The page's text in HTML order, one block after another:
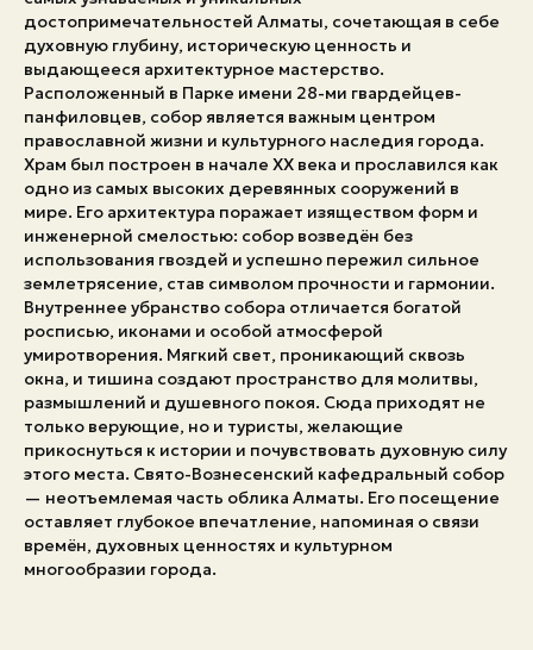
достопримечательностей Алматы, сочетающая в себе
духовную глубину, историческую ценность и
выдающееся архитектурное мастерство.
Расположенный в Парке имени 28-ми гвардейцев-
панфиловцев, собор является важным центром
православной жизни и культурного наследия города.
Храм был построен в начале XX века и прославился как
одно из самых высоких деревянных сооружений в
мире. Его архитектура поражает изяществом форм и
инженерной смелостью: собор возведён без
использования гвоздей и успешно пережил сильное
землетрясение, став символом прочности и гармонии.
Внутреннее убранство собора отличается богатой
росписью, иконами и особой атмосферой
умиротворения. Мягкий свет, проникающий сквозь
окна, и тишина создают пространство для молитвы,
размышлений и душевного покоя. Сюда приходят не
только верующие, но и туристы, желающие
прикоснуться к истории и почувствовать духовную силу
этого места. Свято-Вознесенский кафедральный собор
— неотъемлемая часть облика Алматы. Его посещение
оставляет глубокое впечатление, напоминая о связи
времён, духовных ценностях и культурном
многообразии города.
Экстренные номера